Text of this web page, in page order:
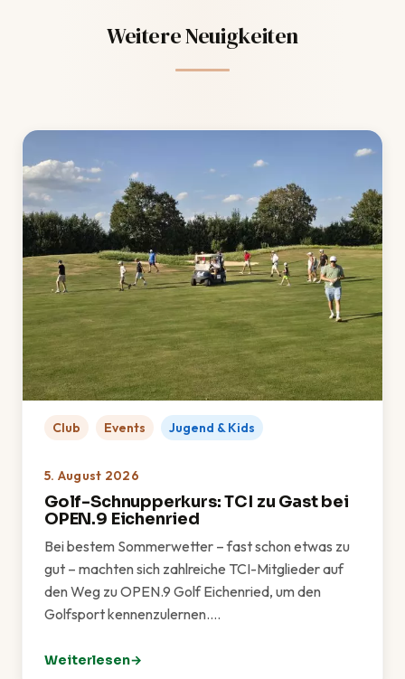
Weitere Neuigkeiten
Club Events Jugend & Kids
5. August 2026
Golf-Schnupperkurs: TCI zu Gast bei
OPEN.9 Eichenried
Bei bestem Sommerwetter – fast schon etwas zu
gut – machten sich zahlreiche TCI-Mitglieder auf
den Weg zu OPEN.9 Golf Eichenried, um den
Golfsport kennenzulernen.…
Weiterlesen
: Golf-Schnupperkurs: TCI zu Gast bei OPEN.9